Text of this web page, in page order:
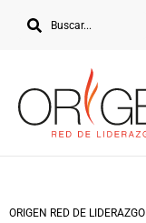
ORIGEN RED DE LIDERAZGO